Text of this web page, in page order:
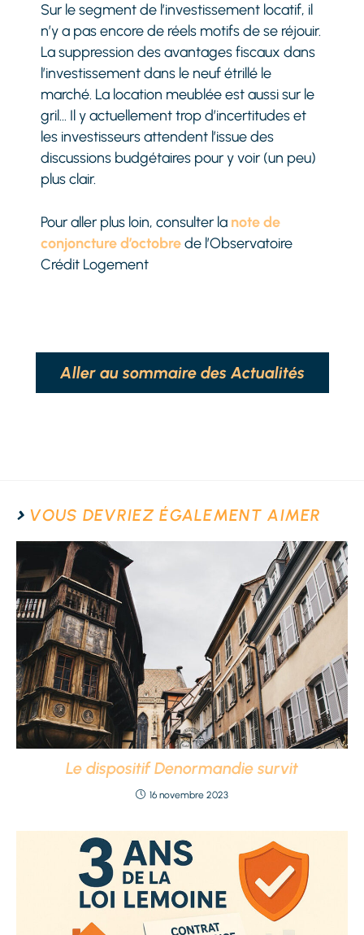
Sur le segment de l’investissement locatif, il
n’y a pas encore de réels motifs de se réjouir.
La suppression des avantages fiscaux dans
l’investissement dans le neuf étrillé le
marché. La location meublée est aussi sur le
gril… Il y actuellement trop d’incertitudes et
les investisseurs attendent l’issue des
discussions budgétaires pour y voir (un peu)
plus clair.
Pour aller plus loin, consulter la note de
conjoncture d’octobrede l’Observatoire
Crédit Logement
Aller au sommaire des Actualités
VOUS DEVRIEZ ÉGALEMENT AIMER
Le dispositif Denormandie survit
16 novembre 2023